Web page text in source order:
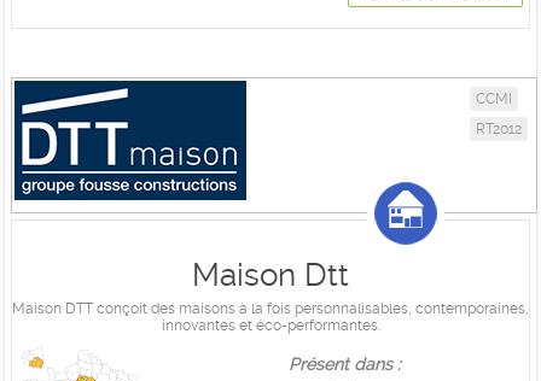
CCMI
RT2012
Maison Dtt
Maison DTT conçoit des maisons à la fois personnalisables, contemporaines,
innovantes et éco-performantes.
Présent dans :